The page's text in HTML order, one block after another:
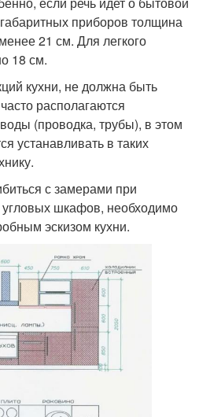
приборов толщина
21 см. Для легкого
18 см.
кухни, не должна быть
располагаются
(проводка, трубы), в этом
устанавливать в таких
с замерами при
шкафов, необходимо
эскизом кухни.